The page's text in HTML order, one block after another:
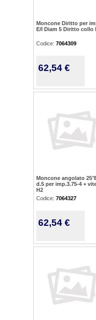
Moncone Diritto per
E/I Diam 5 Diritto collo
Codice: 7064309
62,54 €
Moncone angolato
d.5 per imp.3.75-4 +
H2
Codice: 7064327
62,54 €